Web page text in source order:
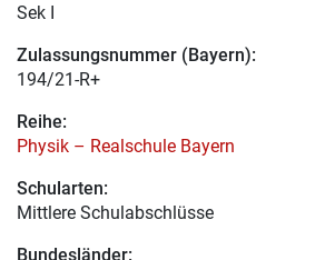
Sek I
Zulassungsnummer (Bayern):
194/21-R+
Reihe:
Physik – Realschule Bayern
Schularten:
Mittlere Schulabschlüsse
Bundesländer: